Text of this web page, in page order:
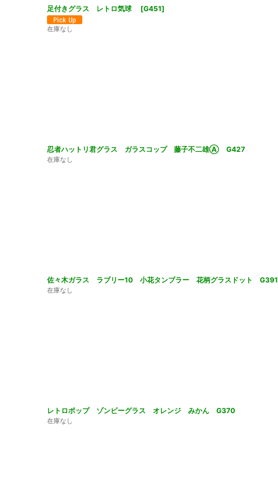
足付きグラス レトロ気球 [G451]
在庫なし
忍者ハットリ君グラス ガラスコップ 藤子不二雄Ⓐ G427
在庫なし
佐々木ガラス ラブリー10 小花タンブラー 花柄グラスドット G391
在庫なし
レトロポップ ゾンビーグラス オレンジ みかん G370
在庫なし